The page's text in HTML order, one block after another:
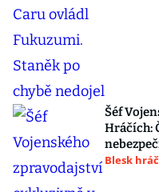
Šéf
Hráčích:
Blesk